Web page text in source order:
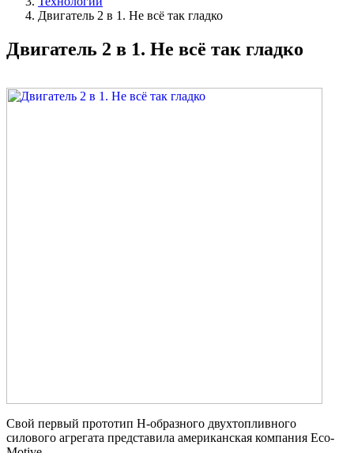
Двигатель 2 в 1. Не всё так гладко
Двигатель 2 в 1. Не всё так гладко
Свой первый прототип H-образного двухтопливного
силового агрегата представила американская компания Eco-